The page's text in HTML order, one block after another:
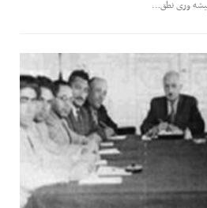
پیشه وری نطق…